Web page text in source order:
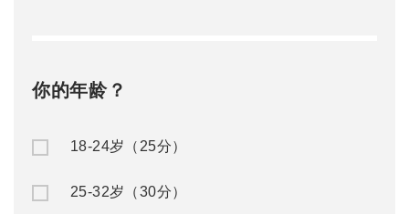
你的年龄？
18-24岁（25分）
25-32岁（30分）